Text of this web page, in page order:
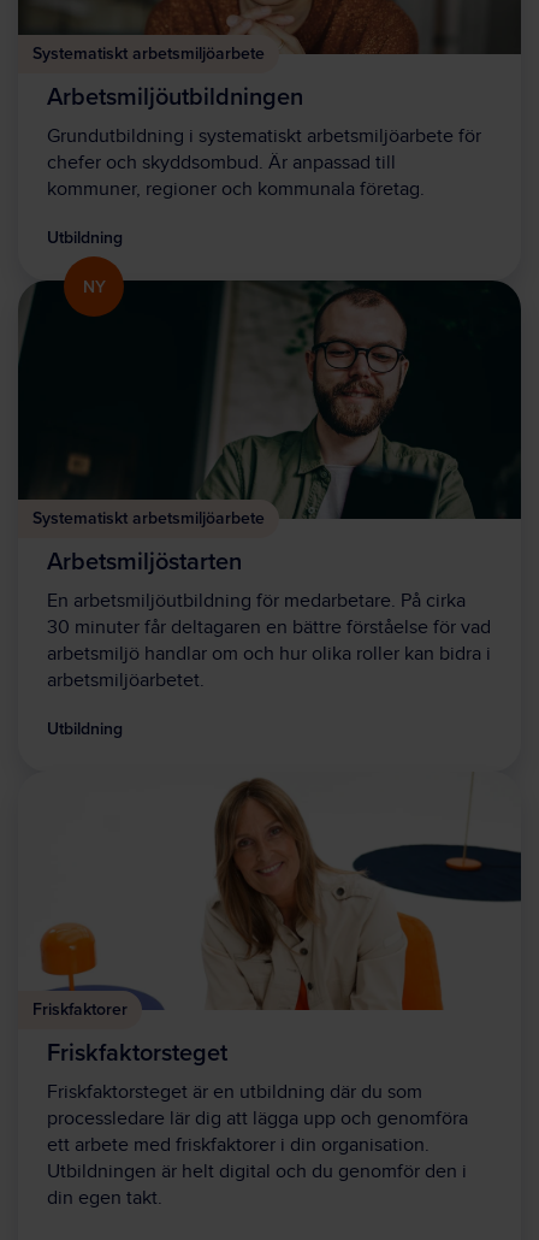
Systematiskt arbetsmiljöarbete
Arbetsmiljöutbildningen
Grundutbildning i systematiskt arbetsmiljöarbete för
chefer och skyddsombud. Är anpassad till
kommuner, regioner och kommunala företag.
Utbildning
NY
Systematiskt arbetsmiljöarbete
Arbetsmiljöstarten
En arbetsmiljöutbildning för medarbetare. På cirka
30 minuter får deltagaren en bättre förståelse för vad
arbetsmiljö handlar om och hur olika roller kan bidra i
arbetsmiljöarbetet.
Utbildning
Friskfaktorer
Friskfaktorsteget
Friskfaktorsteget är en utbildning där du som
processledare lär dig att lägga upp och genomföra
ett arbete med friskfaktorer i din organisation.
Utbildningen är helt digital och du genomför den i
din egen takt.